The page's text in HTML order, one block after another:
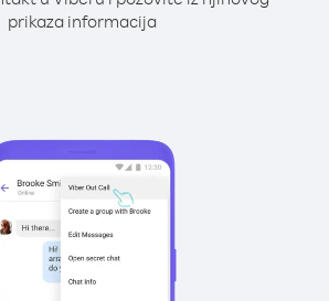
prikaza informacija